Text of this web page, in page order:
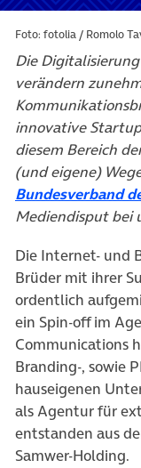
Foto: fotolia / Romolo
Die
verändern
innovative
diesem Bereich
(und eigene)
Bundesverband
Mediendisput bei
Die Internet- und
Brüder mit ihrer
ordentlich
ein Spin-off im
Communications
Branding-, sowie
hauseigenen
als Agentur für
entstanden aus
Samwer-Holding.